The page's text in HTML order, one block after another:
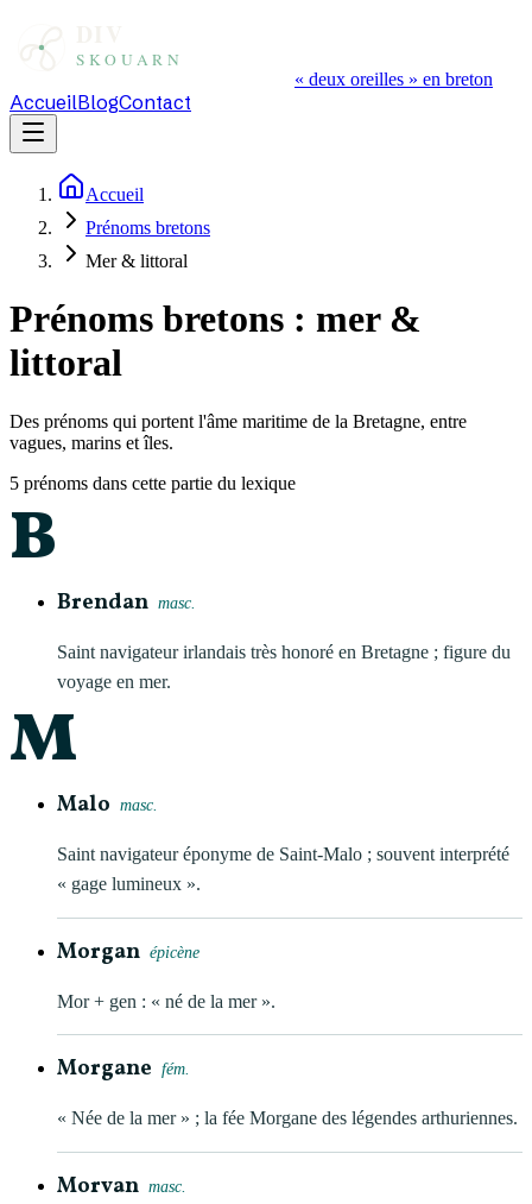
« deux oreilles » en breton
AccueilBlogContact
Accueil
Prénoms bretons
Mer & littoral
Prénoms bretons : mer &
littoral
Des prénoms qui portent l'âme maritime de la Bretagne, entre
vagues, marins et îles.
5 prénoms dans cette partie du lexique
B
Brendan masc.
Saint navigateur irlandais très honoré en Bretagne ; figure du
voyage en mer.
M
Malo masc.
Saint navigateur éponyme de Saint-Malo ; souvent interprété
« gage lumineux ».
Morgan épicène
Mor + gen : « né de la mer ».
Morgane fém.
« Née de la mer » ; la fée Morgane des légendes arthuriennes.
Morvan masc.